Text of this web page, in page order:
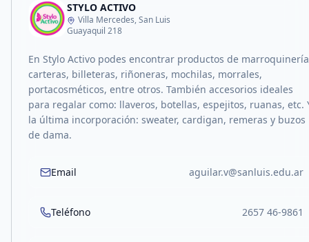
STYLO ACTIVO
Villa Mercedes, San Luis
Guayaquil 218
En Stylo Activo podes encontrar productos de
carteras, billeteras, riñoneras, mochilas, morrales,
portacosméticos, entre otros. También accesorios ideales
para regalar como: llaveros, botellas, espejitos, ruanas, etc.
la última incorporación: sweater, cardigan, remeras y buzos
de dama.
Email aguilar.v@sanluis.edu.ar
Teléfono 2657 46-9861